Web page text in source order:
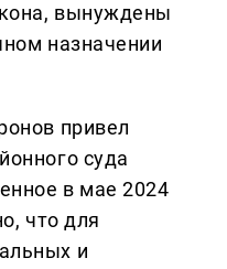
вынуждены
назначении
привел
суда
в мае 2024
что для
и